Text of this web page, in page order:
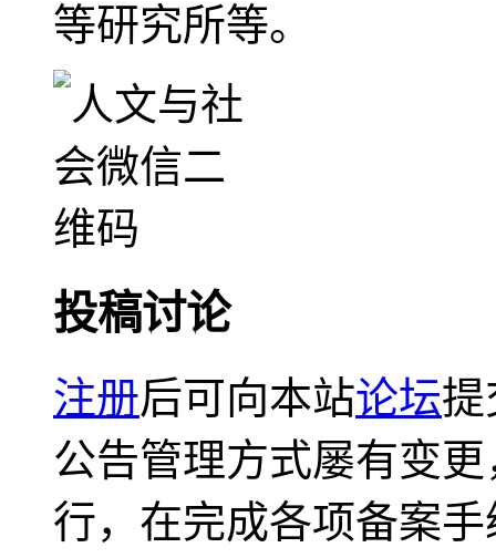
等研究所等。
投稿讨论
注册后可向本站论坛提
公告管理方式屡有变
行，在完成各项备案